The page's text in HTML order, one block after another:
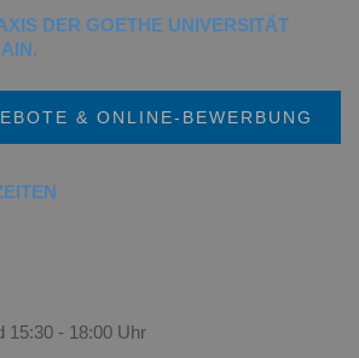
DER GOETHE UNIVERSITÄT
& ONLINE-BEWERBUNG
15:30 - 18:00 Uhr